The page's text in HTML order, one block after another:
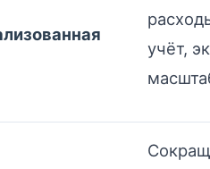
учёт,